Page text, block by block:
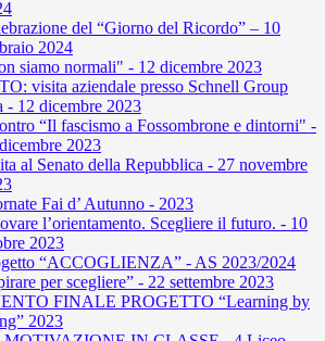
del “Giorno del Ricordo” – 10
2024
siamo normali" - 12 dicembre 2023
visita aziendale presso Schnell Group
- 12 dicembre 2023
“Il fascismo a Fossombrone e dintorni" -
2023
al Senato della Repubblica - 27 novembre
Fai d’ Autunno - 2023
l’orientamento. Scegliere il futuro. - 10
2023
“ACCOGLIENZA” - AS 2023/2024
per scegliere” - 22 settembre 2023
FINALE PROGETTO “Learning by
2023